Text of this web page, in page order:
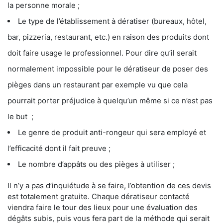
la personne morale ;
Le type de l’établissement à dératiser (bureaux, hôtel,
bar, pizzeria, restaurant, etc.) en raison des produits dont
doit faire usage le professionnel. Pour dire qu’il serait
normalement impossible pour le dératiseur de poser des
pièges dans un restaurant par exemple vu que cela
pourrait porter préjudice à quelqu’un même si ce n’est pas
le but ;
Le genre de produit anti-rongeur qui sera employé et
l’efficacité dont il fait preuve ;
Le nombre d’appâts ou des pièges à utiliser ;
Il n’y a pas d’inquiétude à se faire, l’obtention de ces devis
est totalement gratuite. Chaque dératiseur contacté
viendra faire le tour des lieux pour une évaluation des
dégâts subis, puis vous fera part de la méthode qui serait